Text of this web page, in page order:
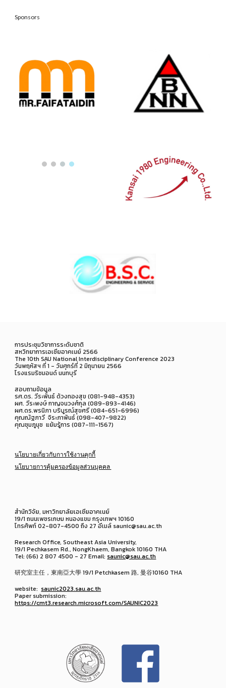
Sponsors
การประชุมวิชาการระดับชาติ
สหวิทยาการเอเชียอาคเนย์ 2566
The 10th SAU National Interdisciplinary Conference 2023
วันพฤหัสฯ ที่ 1 - วันศุกร์ที่ 2 มิถุนายน 2566
โรงแรมริชมอนด์ นนทบุรี
สอบถามข้อมูล
รศ.ดร. วีระพันธ์ ด้วงทองสุข (081-948-4353)
ผศ. วีระพงษ์ กาญจนวงศ์กุล (089-893-4146)
ผศ.ดร.พรนิภา บริบูรณ์สุขศรี (084-651-6996)
คุณณัฐภาวี จิระภาพันธ์ (098-407-9822)
คุณชุมภูนุช แย้มรู้การ (087-111-1567)
นโยบายเกี่ยวกับการใช้งานคุกกี้
นโยบายการคุ้มครองข้อมูลส่วนบุคคล
สำนักวิจัย, มหาวิทยาลัยเอเชียอาคเนย์
19/1 ถนนเพชรเกษม หนองแขม กรุงเทพฯ 10160
โทรศัพท์ 02-807-4500 ถึง 27 อีเมล์ saunic@sau.ac.th
Research Office, Southeast Asia University,
19/1 Pechkasem Rd., NongKhaem, Bangkok 10160 THA
Tel: (66) 2 807 4500 - 27 Email: saunic@sau.ac.th
研究室主任，東南亞大學 19/1 Petchkasem 路, 曼谷10160 THA
website: saunic2023.sau.ac.th
Paper submission:
https://cmt3.research.microsoft.com/SAUNIC2023